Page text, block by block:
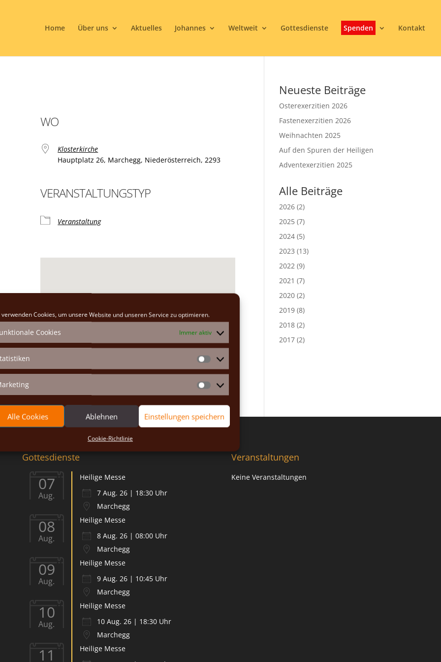
verwenden Cookies, um unsere Website und unseren Service zu optimieren.
Cookies Immer aktiv
Statistiken
Marketing
Alle Cookies Ablehnen Einstellungen speichern
Cookie-Richtlinie
Home Über uns Aktuelles Johannes Weltweit Gottesdienste Spenden Kontakt
WO
Klosterkirche
Hauptplatz 26, Marchegg, Niederösterreich, 2293
VERANSTALTUNGSTYP
Veranstaltung
Hauptplatz 26 - Marchegg
Neueste Beiträge
Osterexerzitien 2026
Fastenexerzitien 2026
Weihnachten 2025
Auf den Spuren der Heiligen
Adventexerzitien 2025
Alle Beiträge
2026 (2)
2025 (7)
2024 (5)
2023 (13)
2022 (9)
2021 (7)
2020 (2)
2019 (8)
2018 (2)
2017 (2)
Gottesdienste
07
Aug.
Heilige Messe
7 Aug. 26 | 18:30 Uhr
Marchegg
08
Aug.
Heilige Messe
8 Aug. 26 | 08:00 Uhr
Marchegg
09
Aug.
Heilige Messe
9 Aug. 26 | 10:45 Uhr
Marchegg
10
Aug.
Heilige Messe
10 Aug. 26 | 18:30 Uhr
Marchegg
11
Heilige Messe
Veranstaltungen
Keine Veranstaltungen